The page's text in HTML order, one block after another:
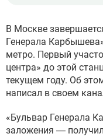
В Москве
Генерала
метро. Первый
центра» до этой
текущем году. Об
написал в своем
«Бульвар Генерала
заложения —